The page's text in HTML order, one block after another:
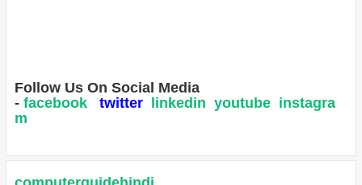
Follow Us On Social Media
- facebook twitter linkedin youtube instagra
m